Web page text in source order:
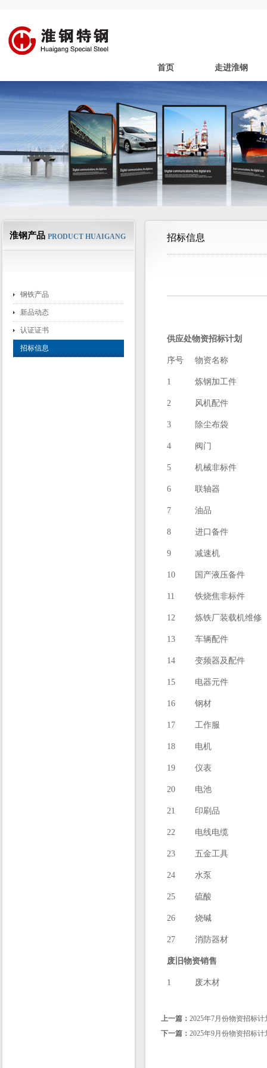
首页 走进淮钢
淮钢产品 PRODUCT HUAIGANG
钢铁产品
新品动态
认证证书
招标信息
招标信息
供应处物资招标计划
序号 物资名称
1 炼钢加工件
2 风机配件
3 除尘布袋
4 阀门
5 机械非标件
6 联轴器
7 油品
8 进口备件
9 减速机
10 国产液压备件
11 铁烧焦非标件
12 炼铁厂装载机维修
13 车辆配件
14 变频器及配件
15 电器元件
16 钢材
17 工作服
18 电机
19 仪表
20 电池
21 印刷品
22 电线电缆
23 五金工具
24 水泵
25 硫酸
26 烧碱
27 消防器材
废旧物资销售
1 废木材
上一篇： 2025年7月份物资招标计
下一篇： 2025年9月份物资招标计